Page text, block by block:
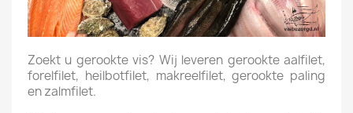
Zoekt u gerookte vis? Wij leveren gerookte aalfilet,
forelfilet, heilbotfilet, makreelfilet, gerookte paling
en zalmfilet.